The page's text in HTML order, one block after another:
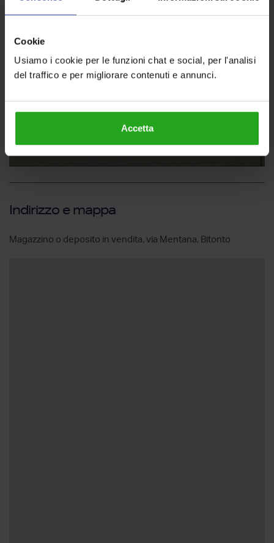
Cookie
Usiamo i cookie per le funzioni chat e social, per l'analisi
del traffico e per migliorare contenuti e annunci.
Accetta
Indirizzo e mappa
Magazzino o deposito in vendita, via Mentana, Bitonto